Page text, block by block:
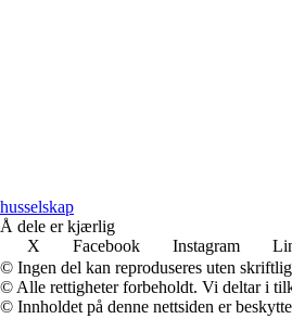
husselskap
Å dele er kjærlig
X
Facebook Instagram
© Ingen del kan reproduseres uten
© Alle rettigheter forbeholdt. Vi deltar i
© Innholdet på denne nettsiden er